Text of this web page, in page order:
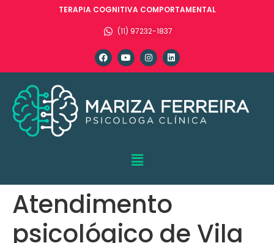
TERAPIA COGNITIVA COMPORTAMENTAL
(11) 97232-1837
Atendimento
psicológico de Vila